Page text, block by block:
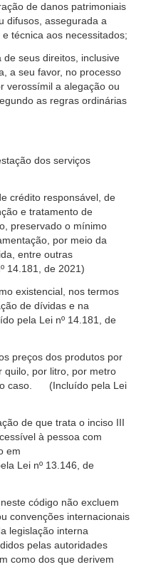
de danos patrimoniais
difusos, assegurada a
técnica aos necessitados;
seus direitos, inclusive
a seu favor, no processo
verossímil a alegação ou
as regras ordinárias
dos serviços
crédito responsável, de
e tratamento de
preservado o mínimo
por meio da
entre outras
de 2021)
existencial, nos termos
de dívidas e na
pela Lei nº 14.181, de
preços dos produtos por
quilo, por litro, por metro
o caso. (Incluído pela Lei
de que trata o inciso III
à pessoa com
em
nº 13.146, de
código não excluem
convenções internacionais
legislação interna
pelas autoridades
como dos que derivem